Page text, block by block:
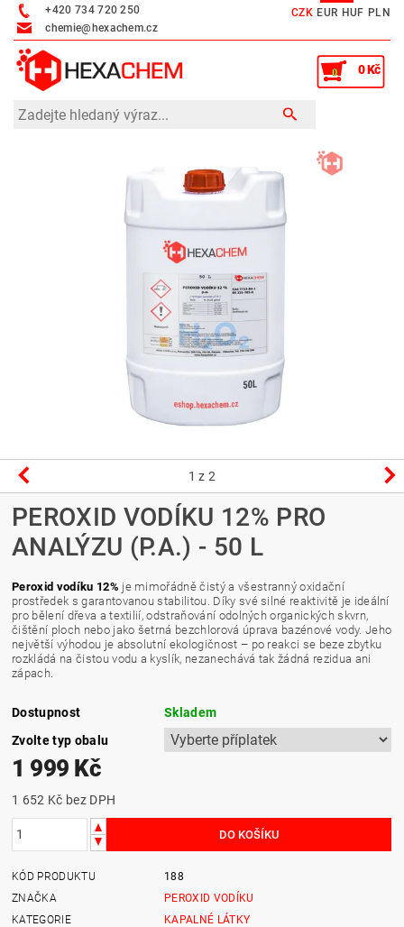
+420 734 720 250
chemie@hexachem.cz
CZK EUR HUF PLN
0 0 Kč
1 z 2
PEROXID VODÍKU 12% PRO
ANALÝZU (P.A.) - 50 L
Peroxid vodíku 12% je mimořádně čistý a všestranný oxidační
prostředek s garantovanou stabilitou. Díky své silné reaktivitě je ideální
pro bělení dřeva a textilií, odstraňování odolných organických skvrn,
čištění ploch nebo jako šetrná bezchlorová úprava bazénové vody. Jeho
největší výhodou je absolutní ekologičnost – po reakci se beze zbytku
rozkládá na čistou vodu a kyslík, nezanechává tak žádná rezidua ani
zápach.
Dostupnost
Skladem
Zvolte typ obalu
1 999 Kč
1 652 Kč bez DPH
KÓD PRODUKTU
188
ZNAČKA
PEROXID VODÍKU
KATEGORIE
KAPALNÉ LÁTKY